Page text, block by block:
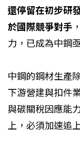
還停留在初步研
於國際競爭對手
力，已成為中鋼
中鋼的鋼材生產
下游營建與扣件
與碳關稅因應能
上，必須加速追